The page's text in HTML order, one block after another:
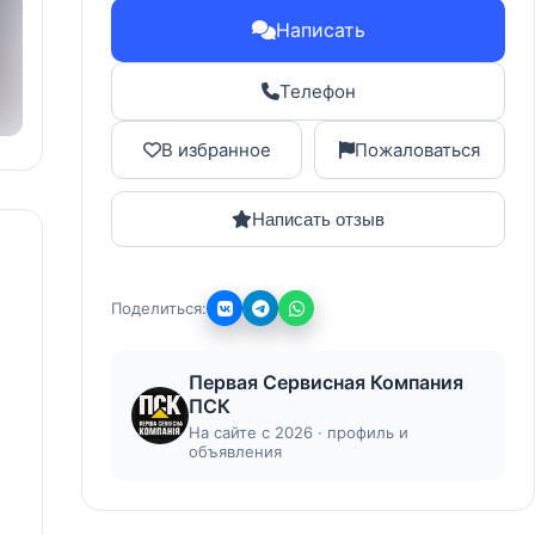
Написать
Телефон
В избранное Пожаловаться
Написать отзыв
Поделиться:
Первая Сервисная Компания
ПСК
На сайте с 2026 · профиль и
объявления